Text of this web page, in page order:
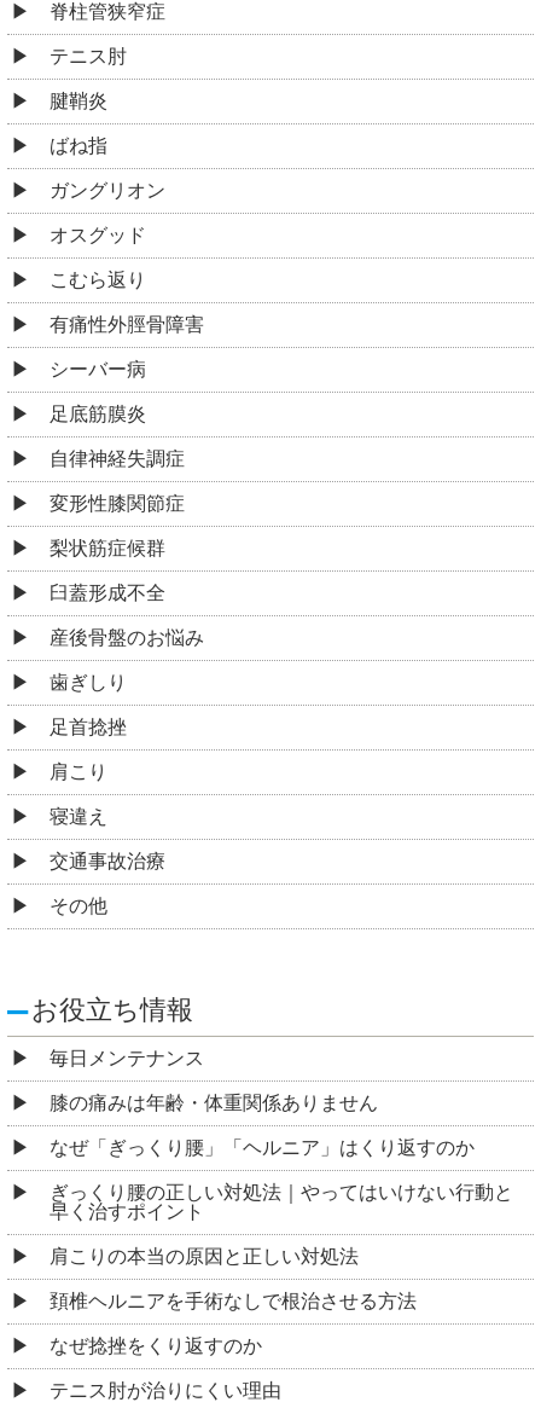
脊柱管狭窄症
テニス肘
腱鞘炎
ばね指
ガングリオン
オスグッド
こむら返り
有痛性外脛骨障害
シーバー病
足底筋膜炎
自律神経失調症
変形性膝関節症
梨状筋症候群
臼蓋形成不全
産後骨盤のお悩み
歯ぎしり
足首捻挫
肩こり
寝違え
交通事故治療
その他
お役立ち情報
毎日メンテナンス
膝の痛みは年齢・体重関係ありません
なぜ「ぎっくり腰」「ヘルニア」はくり返すのか
ぎっくり腰の正しい対処法｜やってはいけない行動と
早く治すポイント
肩こりの本当の原因と正しい対処法
頚椎ヘルニアを手術なしで根治させる方法
なぜ捻挫をくり返すのか
テニス肘が治りにくい理由